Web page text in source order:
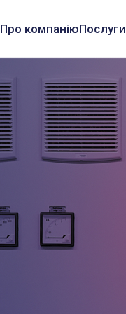
Про компаніюПослуги